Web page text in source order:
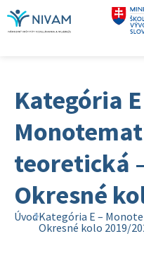
Kategória
teoretická
Okresné
ÚvodKategória E –
Okresné kolo 2019/